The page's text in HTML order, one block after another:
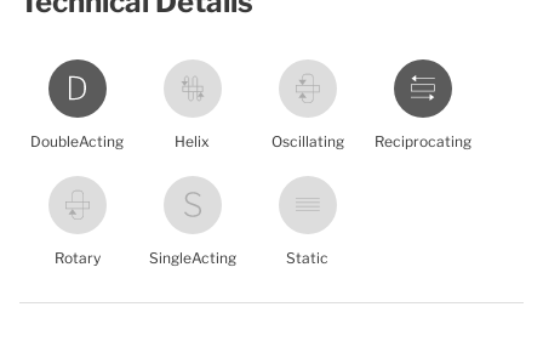
DoubleActing Helix Oscillating Reciprocating
Rotary SingleActing Static